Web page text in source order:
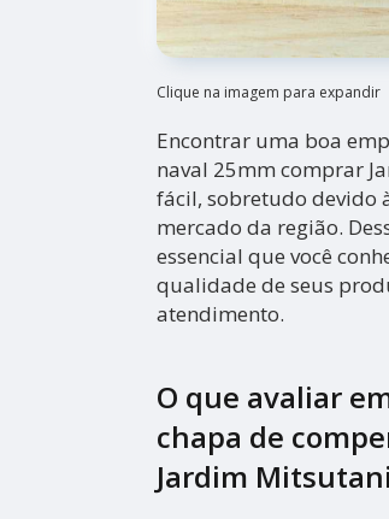
Clique na imagem para expandir
Encontrar uma boa
naval 25mm comprar
fácil, sobretudo devido
mercado da região.
essencial que você
qualidade de seus
atendimento.
O que avaliar
chapa de
Jardim